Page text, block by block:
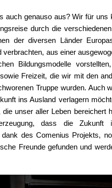
auch genauso aus? Wir für
durch die
der diversen Länder
verbrachten, aus einer
Bildungsmodelle
Freizeit, die wir mit den
Truppe wurden. Auch
ins Ausland verlagern
unser aller Leben bereichert
dass die Zukunft
des Comenius Projekts,
Freunde gefunden und